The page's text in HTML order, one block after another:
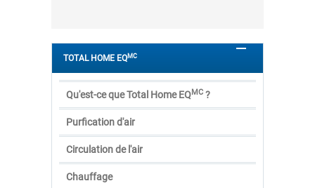
TOTAL HOME EQMC
Qu'est-ce que Total Home EQMC ?
Purfication d'air
Circulation de l'air
Chauffage